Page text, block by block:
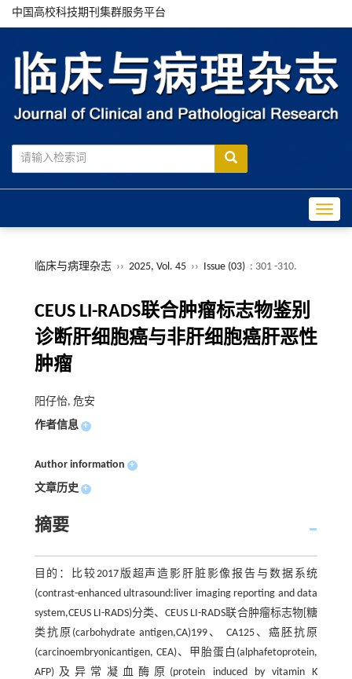
中国高校科技期刊集群服务平台
临床与病理杂志 ›› 2025, Vol. 45 ›› Issue (03) : 301 -310.
CEUS LI-RADS联合肿瘤标志物鉴别
诊断肝细胞癌与非肝细胞癌肝恶性
肿瘤
阳仔怡, 危安
作者信息 +
Author information +
文章历史 +
摘要
目的：比较2017版超声造影肝脏影像报告与数据系统
(contrast-enhanced ultrasound:liver imaging reporting and data
system,CEUS LI-RADS)分类、CEUS LI-RADS联合肿瘤标志物[糖
类抗原(carbohydrate antigen,CA)199、 CA125、癌胚抗原
(carcinoembryonicantigen, CEA)、甲胎蛋白(alphafetoprotein,
AFP)及异常凝血酶原(protein induced by vitamin K